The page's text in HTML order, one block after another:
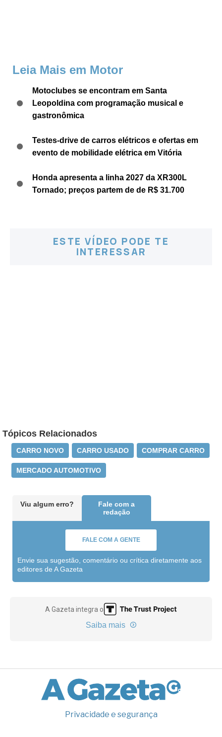
Leia Mais em Motor
Motoclubes se encontram em Santa
Leopoldina com programação musical e
gastronômica
Testes-drive de carros elétricos e ofertas em
evento de mobilidade elétrica em Vitória
Honda apresenta a linha 2027 da XR300L
Tornado; preços partem de de R$ 31.700
ESTE VÍDEO PODE TE
INTERESSAR
Tópicos Relacionados
CARRO NOVO CARRO USADO COMPRAR CARRO
MERCADO AUTOMOTIVO
Viu algum erro?
Fale com a
redação
FALE COM A GENTE
Envie sua sugestão, comentário ou crítica diretamente aos
editores de A Gazeta
A Gazeta integra o
Saiba mais
Privacidade e segurança